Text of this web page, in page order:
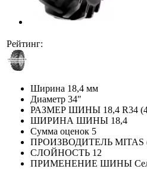
Рейтинг:
Ширина 18,4 мм
Диаметр 34″
РАЗМЕР ШИНЫ 18,4 R34
ШИРИНА ШИНЫ 18,4
Сумма оценок 5
ПРОИЗВОДИТЕЛЬ MITAS
СЛОЙНОСТЬ 12
ПРИМЕНЕНИЕ ШИНЫ